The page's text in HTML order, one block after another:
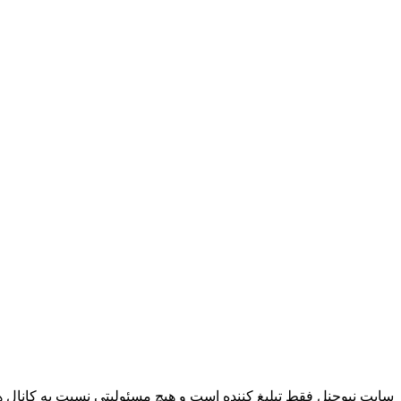
سایت نیوچنل فقط تبلیغ کننده است و هیچ مسئولیتی نسبت به کانال